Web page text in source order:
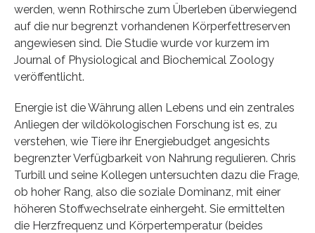
werden, wenn Rothirsche zum Überleben überwiegend
auf die nur begrenzt vorhandenen Körperfettreserven
angewiesen sind. Die Studie wurde vor kurzem im
Journal of Physiological and Biochemical Zoology
veröffentlicht.
Energie ist die Währung allen Lebens und ein zentrales
Anliegen der wildökologischen Forschung ist es, zu
verstehen, wie Tiere ihr Energiebudget angesichts
begrenzter Verfügbarkeit von Nahrung regulieren. Chris
Turbill und seine Kollegen untersuchten dazu die Frage,
ob hoher Rang, also die soziale Dominanz, mit einer
höheren Stoffwechselrate einhergeht. Sie ermittelten
die Herzfrequenz und Körpertemperatur (beides